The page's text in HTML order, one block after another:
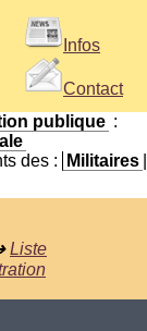
Infos
Contact
publique :
des :
Militaires
Liste